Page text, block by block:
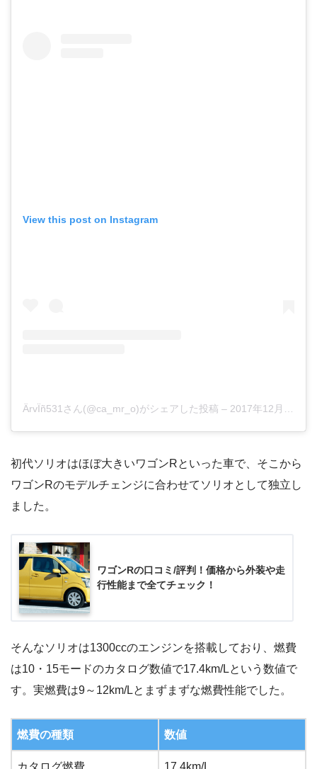
View this post on Instagram
ÄrvÏñ531さん(@ca_mr_o)がシェアした投稿 – 2017年12月月20日午前12時47分PST
初代ソリオはほぼ大きいワゴンRといった車で、そこから
ワゴンRのモデルチェンジに合わせてソリオとして独立し
ました。
ワゴンRの口コミ/評判！価格から外装や走
行性能まで全てチェック！
そんなソリオは1300ccのエンジンを搭載しており、燃費
は10・15モードのカタログ数値で17.4km/Lという数値で
す。実燃費は9～12km/Lとまずまずな燃費性能でした。
燃費の種類 数値
カタログ燃費 17.4km/L